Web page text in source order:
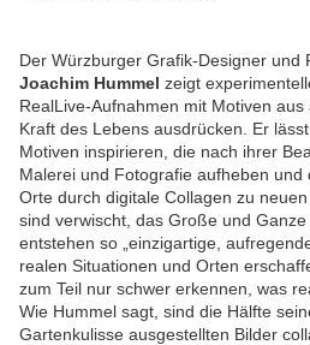
Der Würzburger Grafik-Designer und
Joachim Hummel zeigt
RealLive-Aufnahmen mit Motiven
Kraft des Lebens ausdrücken. Er
Motiven inspirieren, die nach ihrer
Malerei und Fotografie aufheben und
Orte durch digitale Collagen zu
sind verwischt, das Große und
entstehen so „einzigartige,
realen Situationen und Orten
zum Teil nur schwer erkennen, was
Wie Hummel sagt, sind die Hälfte
Gartenkulisse ausgestellten Bilder